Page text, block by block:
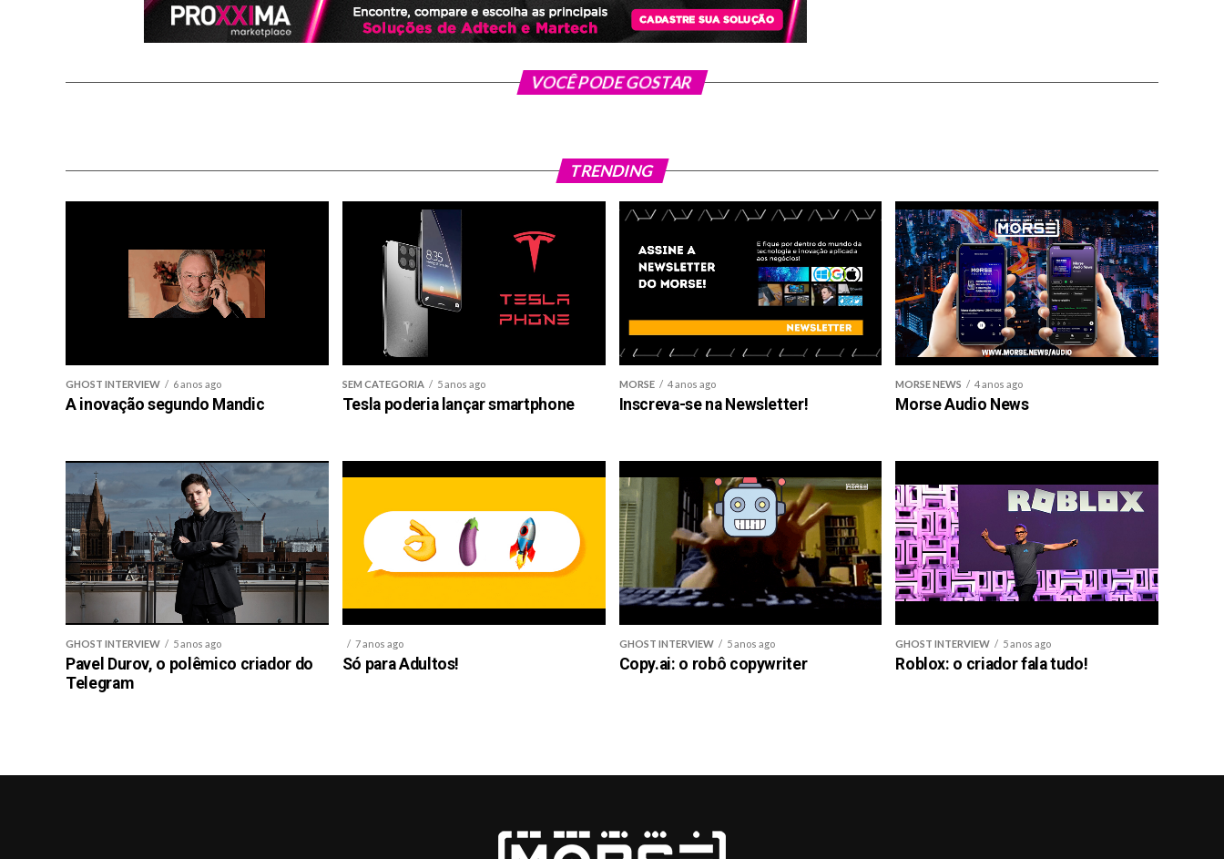
VOCÊ PODE GOSTAR
TRENDING
GHOST INTERVIEW 6 anos ago
A inovação segundo Mandic
SEM CATEGORIA 5 anos ago
Tesla poderia lançar smartphone
MORSE 4 anos ago
Inscreva-se na Newsletter!
MORSE NEWS 4 anos ago
Morse Audio News
GHOST INTERVIEW 5 anos ago
Pavel Durov, o polêmico criador do
Telegram
7 anos ago
Só para Adultos!
GHOST INTERVIEW 5 anos ago
Copy.ai: o robô copywriter
GHOST INTERVIEW 5 anos ago
Roblox: o criador fala tudo!